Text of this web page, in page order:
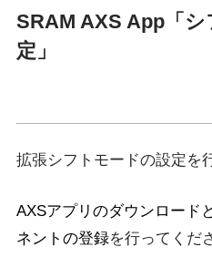
SRAM AXS App「
定」
拡張シフトモードの設定を
AXSアプリのダウンロード
ネントの登録を行ってくだ